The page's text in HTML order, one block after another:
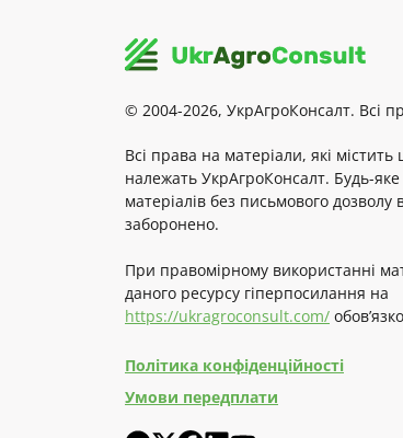
© 2004-2026, УкрАгроКонсалт. Всі
Всі права на матеріали, які містить
належать УкрАгроКонсалт. Будь-
матеріалів без письмового дозволу
заборонено.
При правомірному використанні
даного ресурсу гіперпосилання на
https://ukragroconsult.com/
Політика конфіденційності
Умови передплати